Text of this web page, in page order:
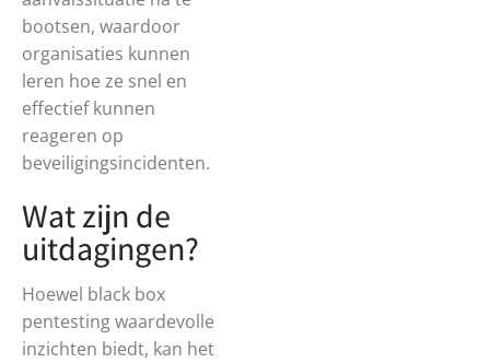
bootsen, waardoor
organisaties kunnen
leren hoe ze snel en
effectief kunnen
reageren op
beveiligingsincidenten.
Wat zijn de
uitdagingen?
Hoewel black box
pentesting waardevolle
inzichten biedt, kan het